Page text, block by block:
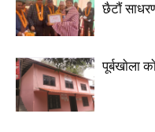
छैटाैं
पूर्बखाेला